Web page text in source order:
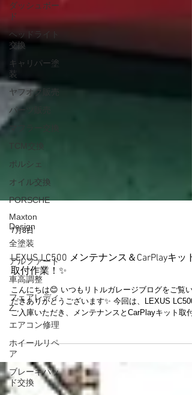
ダッシュボー
ド
ヘッドライト
交換
キャリパー塗
装
ヤフオク販売
パーツ販売
マフラー交換
TCM交換
ポルシェ
オイル交換
PORSCHE
Maxton
Design
全塗装
アルファード
車高調整
フェアレディ
Z
エアコン修理
ホイールリペ
ア
ブレーキパッ
ド交換
LEXUS LC500 メンテナンス＆CarPlayキット
取付作業！✨
こんにちは😊 いつもリトルガレージブログをご覧い
だきありがとうございます✨ 今回は、LEXUS
業を実施いたしました🚗✨ 今回の作業では、フロン
ガラスモールの交換をはじめ、フロントバンパーの
着、左サイドブラケット交換、左ヘッドライト周辺
点検を行い、各部を丁寧に整備いたしました🔧 また
お客様がお持ち込みになられたCarPlayキットの取付